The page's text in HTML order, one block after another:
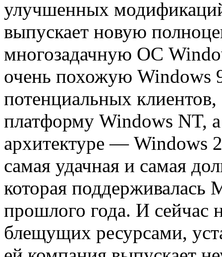
улучшенных
выпускает новую
многозадачную ОС
очень похожую Windows
потенциальных
платформу Windows NT,
архитектуре — Windows
самая удачная и самая
которая поддерживалась
прошлого года. И сейчас
блещущих ресурсами,